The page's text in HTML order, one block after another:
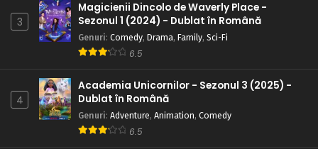
3
Magicienii Dincolo de Waverly Place -
Sezonul 1 (2024) - Dublat în Română
Genuri: Comedy, Drama, Family, Sci-Fi
6.5
4
Academia Unicornilor - Sezonul 3 (2025) -
Dublat în Română
Genuri: Adventure, Animation, Comedy
6.5